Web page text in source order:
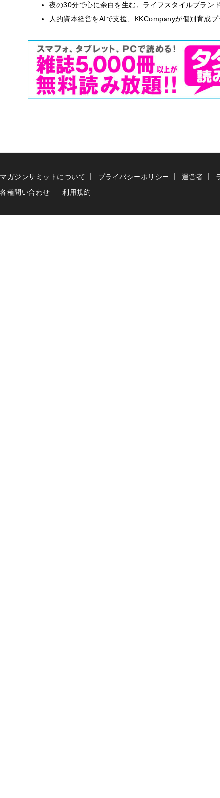
夜の30分で心に余白を生む。ライフスタイルブラン
人的資本経営をAIで支援、KKCompanyが個別育成
マガジンサミットについて プライバシーポリシー 運営者
各種問い合わせ
利用規約